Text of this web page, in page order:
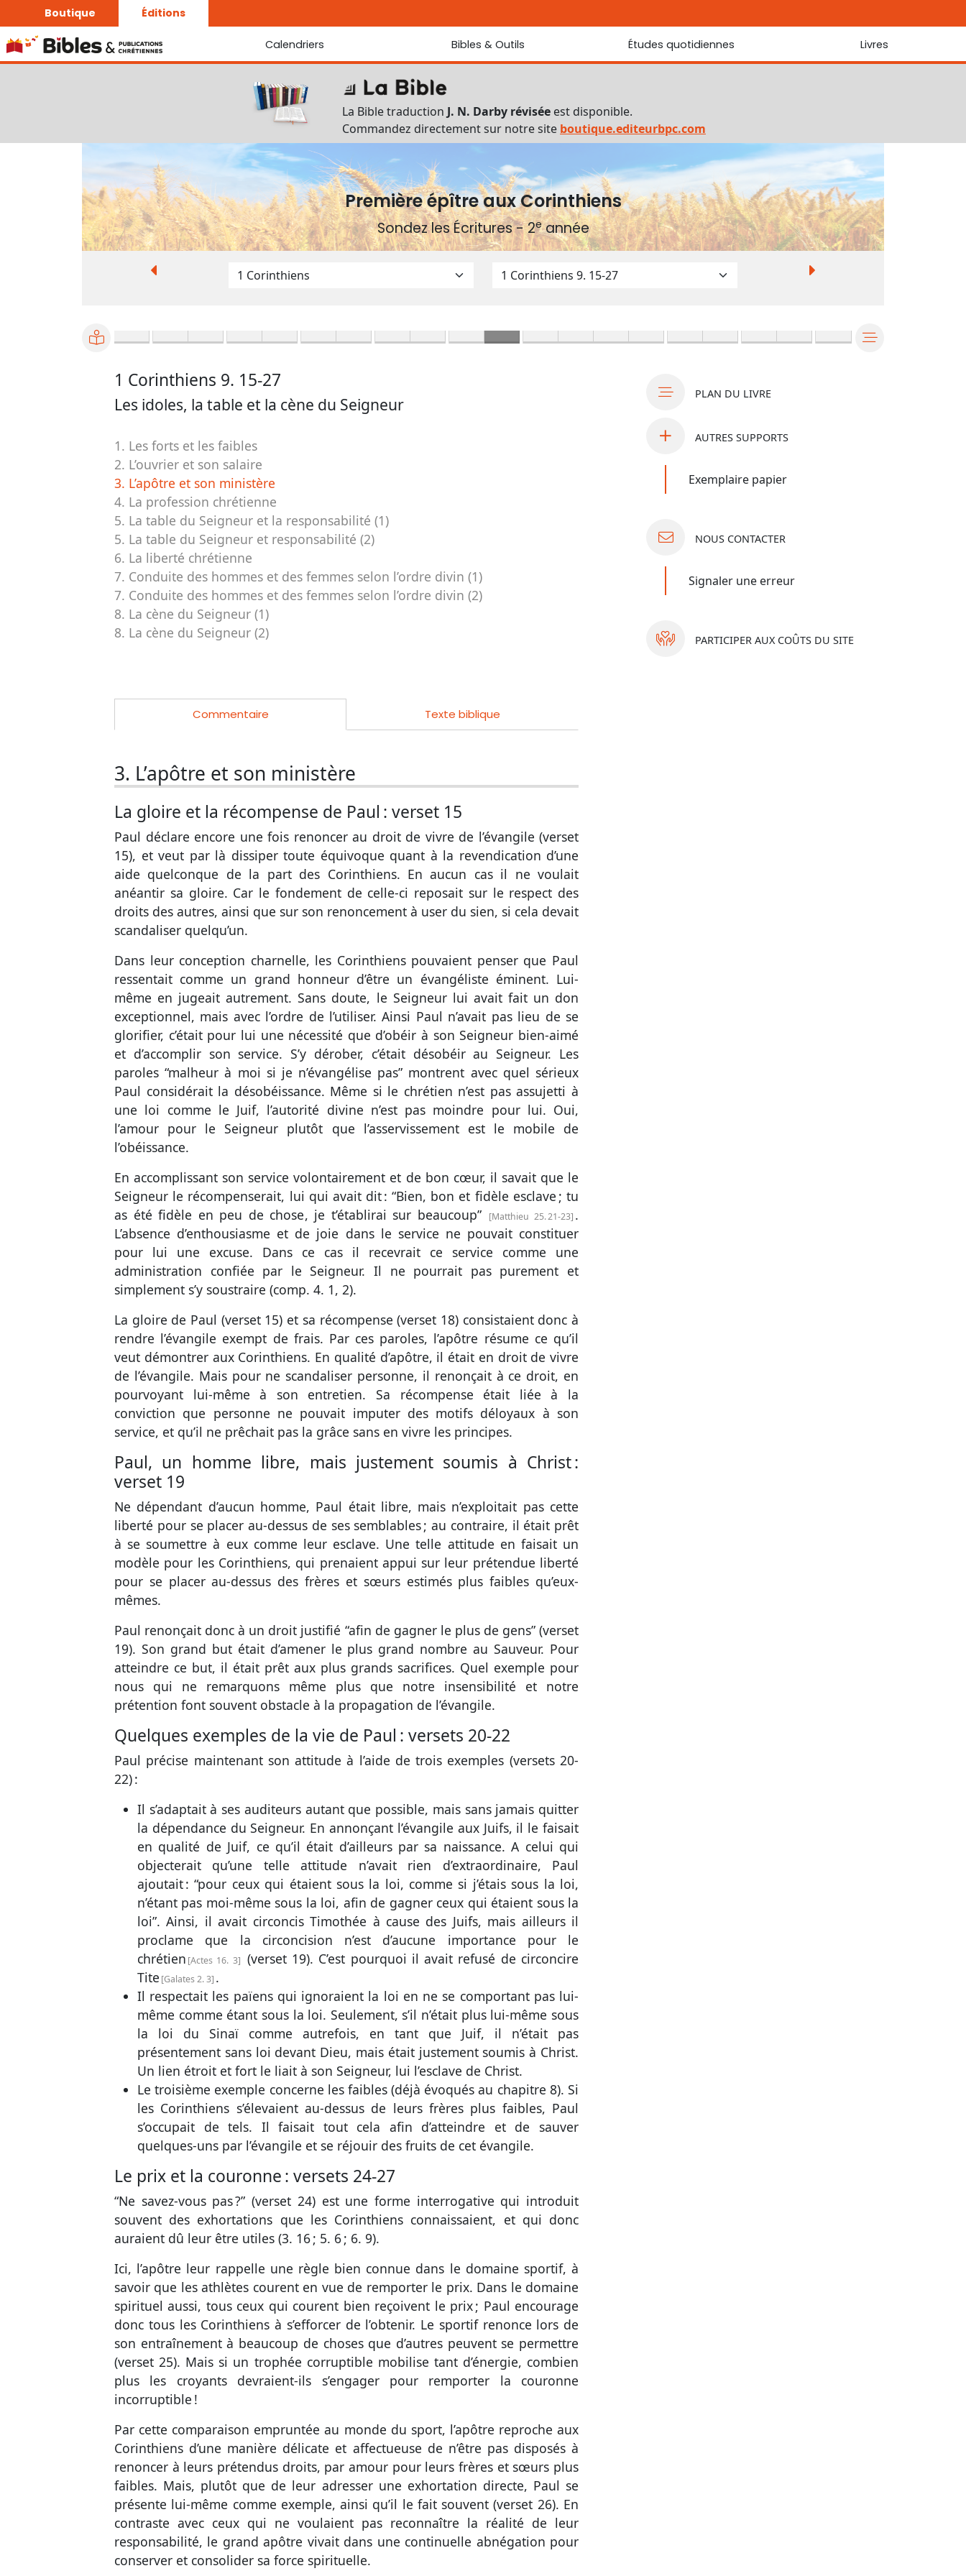
Boutique Éditions
Calendriers
La Bonne Semence
Le Seigneur est proche
Bibles & Outils
Bibles
Traduction J. N. Darby révisée
Traduction J. N. Darby
Ancien Testament interlinéaire
Outils
Dictionnaire français du Nouveau Testament
Lexique grec du Nouveau Testament
Questionnaire de connaissances du Nouveau Testament
Téléchargements
Études quotidiennes Livres
Bibliothèque
La Bible traduction J. N. Darby révisée est disponible.
Commandez directement sur notre site boutique.editeurbpc.com
Première épître aux Corinthiens
Sondez les Écritures - 2eannée
1 Corinthiens 9. 15-27
Les idoles, la table et la cène du Seigneur
1. Les forts et les faibles
2. L’ouvrier et son salaire
3. L’apôtre et son ministère
4. La profession chrétienne
5. La table du Seigneur et la responsabilité (1)
5. La table du Seigneur et responsabilité (2)
6. La liberté chrétienne
7. Conduite des hommes et des femmes selon l’ordre divin (1)
7. Conduite des hommes et des femmes selon l’ordre divin (2)
8. La cène du Seigneur (1)
8. La cène du Seigneur (2)
Commentaire Texte biblique
3. L’apôtre et son ministère
La gloire et la récompense de Paul : verset 15
Paul déclare encore une fois renoncer au droit de vivre de l’évangile (verset
15), et veut par là dissiper toute équivoque quant à la revendication d’une
aide quelconque de la part des Corinthiens. En aucun cas il ne voulait
anéantir sa gloire. Car le fondement de celle-ci reposait sur le respect des
droits des autres, ainsi que sur son renoncement à user du sien, si cela devait
scandaliser quelqu’un.
Dans leur conception charnelle, les Corinthiens pouvaient penser que Paul
ressentait comme un grand honneur d’être un évangéliste éminent. Lui-
même en jugeait autrement. Sans doute, le Seigneur lui avait fait un don
exceptionnel, mais avec l’ordre de l’utiliser. Ainsi Paul n’avait pas lieu de se
glorifier, c’était pour lui une nécessité que d’obéir à son Seigneur bien-aimé
et d’accomplir son service. S’y dérober, c’était désobéir au Seigneur. Les
paroles “malheur à moi si je n’évangélise pas” montrent avec quel sérieux
Paul considérait la désobéissance. Même si le chrétien n’est pas assujetti à
une loi comme le Juif, l’autorité divine n’est pas moindre pour lui. Oui,
l’amour pour le Seigneur plutôt que l’asservissement est le mobile de
l’obéissance.
En accomplissant son service volontairement et de bon cœur, il savait que le
Seigneur le récompenserait, lui qui avait dit : “Bien, bon et fidèle esclave ; tu
as été fidèle en peu de chose, je t’établirai sur beaucoup”
Matthieu 25. 21-23 .
L’absence d’enthousiasme et de joie dans le service ne pouvait constituer
pour lui une excuse. Dans ce cas il recevrait ce service comme une
administration confiée par le Seigneur. Il ne pourrait pas purement et
simplement s’y soustraire (comp. 4. 1, 2).
La gloire de Paul (verset 15) et sa récompense (verset 18) consistaient donc à
rendre l’évangile exempt de frais. Par ces paroles, l’apôtre résume ce qu’il
veut démontrer aux Corinthiens. En qualité d’apôtre, il était en droit de vivre
de l’évangile. Mais pour ne scandaliser personne, il renonçait à ce droit, en
pourvoyant lui-même à son entretien. Sa récompense était liée à la
conviction que personne ne pouvait imputer des motifs déloyaux à son
service, et qu’il ne prêchait pas la grâce sans en vivre les principes.
Paul, un homme libre, mais justement soumis à Christ :
verset 19
Ne dépendant d’aucun homme, Paul était libre, mais n’exploitait pas cette
liberté pour se placer au-dessus de ses semblables ; au contraire, il était prêt
à se soumettre à eux comme leur esclave. Une telle attitude en faisait un
modèle pour les Corinthiens, qui prenaient appui sur leur prétendue liberté
pour se placer au-dessus des frères et sœurs estimés plus faibles qu’eux-
mêmes.
Paul renonçait donc à un droit justifié “afin de gagner le plus de gens” (verset
19). Son grand but était d’amener le plus grand nombre au Sauveur. Pour
atteindre ce but, il était prêt aux plus grands sacrifices. Quel exemple pour
nous qui ne remarquons même plus que notre insensibilité et notre
prétention font souvent obstacle à la propagation de l’évangile.
Quelques exemples de la vie de Paul : versets 20-22
Paul précise maintenant son attitude à l’aide de trois exemples (versets 20-
22) :
Il s’adaptait à ses auditeurs autant que possible, mais sans jamais quitter
la dépendance du Seigneur. En annonçant l’évangile aux Juifs, il le faisait
en qualité de Juif, ce qu’il était d’ailleurs par sa naissance. A celui qui
objecterait qu’une telle attitude n’avait rien d’extraordinaire, Paul
ajoutait : “pour ceux qui étaient sous la loi, comme si j’étais sous la loi,
n’étant pas moi-même sous la loi, afin de gagner ceux qui étaient sous la
loi”. Ainsi, il avait circoncis Timothée à cause des Juifs, mais ailleurs il
proclame que la circoncision n’est d’aucune importance pour le
chrétien Actes 16. 3 (verset 19). C’est pourquoi il avait refusé de circoncire
Tite Galates 2. 3 .
Il respectait les païens qui ignoraient la loi en ne se comportant pas lui-
même comme étant sous la loi. Seulement, s’il n’était plus lui-même sous
la loi du Sinaï comme autrefois, en tant que Juif, il n’était pas
présentement sans loi devant Dieu, mais était justement soumis à Christ.
Un lien étroit et fort le liait à son Seigneur, lui l’esclave de Christ.
Le troisième exemple concerne les faibles (déjà évoqués au chapitre 8). Si
les Corinthiens s’élevaient au-dessus de leurs frères plus faibles, Paul
s’occupait de tels. Il faisait tout cela afin d’atteindre et de sauver
quelques-uns par l’évangile et se réjouir des fruits de cet évangile.
Le prix et la couronne : versets 24-27
“Ne savez-vous pas ?” (verset 24) est une forme interrogative qui introduit
souvent des exhortations que les Corinthiens connaissaient, et qui donc
auraient dû leur être utiles (3. 16; 5. 6; 6. 9).
Ici, l’apôtre leur rappelle une règle bien connue dans le domaine sportif, à
savoir que les athlètes courent en vue de remporter le prix. Dans le domaine
spirituel aussi, tous ceux qui courent bien reçoivent le prix ; Paul encourage
donc tous les Corinthiens à s’efforcer de l’obtenir. Le sportif renonce lors de
son entraînement à beaucoup de choses que d’autres peuvent se permettre
(verset 25). Mais si un trophée corruptible mobilise tant d’énergie, combien
plus les croyants devraient-ils s’engager pour remporter la couronne
incorruptible !
Par cette comparaison empruntée au monde du sport, l’apôtre reproche aux
Corinthiens d’une manière délicate et affectueuse de n’être pas disposés à
renoncer à leurs prétendus droits, par amour pour leurs frères et sœurs plus
faibles. Mais, plutôt que de leur adresser une exhortation directe, Paul se
présente lui-même comme exemple, ainsi qu’il le fait souvent (verset 26). En
contraste avec ceux qui ne voulaient pas reconnaître la réalité de leur
responsabilité, le grand apôtre vivait dans une continuelle abnégation pour
conserver et consolider sa force spirituelle.
PLAN DU LIVRE
AUTRES SUPPORTS
Exemplaire papier
NOUS CONTACTER
Signaler une erreur
PARTICIPER AUX COÛTS DU SITE